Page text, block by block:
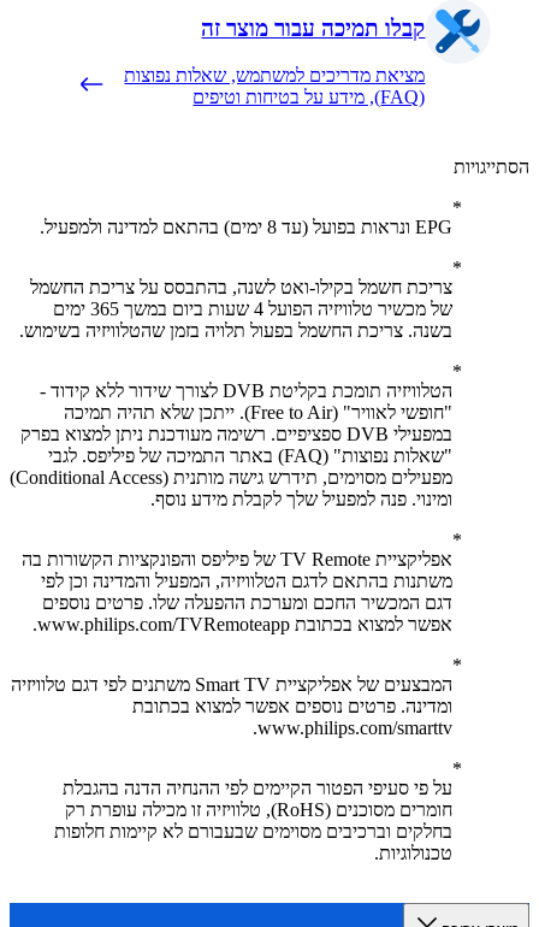
קבלו תמיכה עבור מוצר זה
מציאת מדריכים למשתמש, שאלות נפוצות
צריכת חשמל בקילו-ואט לשנה, בהתבסס על צריכת החשמל
של מכשיר טלוויזיה הפועל 4 שעות ביום במשך 365 ימים
בשנה. צריכת החשמל בפעול תלויה בזמן שהטלוויזיה בשימוש.
הטלוויזיה תומכת בקליטת DVB לצורך שידור ללא קידוד -
"חופשי לאוויר" (Free to Air). ייתכן שלא תהיה תמיכה
במפעילי DVB ספציפיים. רשימה מעודכנת ניתן למצוא בפרק
"שאלות נפוצות" (FAQ) באתר התמיכה של פיליפס. לגבי
מפעילים מסוימים, תידרש גישה מותנית (Conditional Access)
ומינוי. פנה למפעיל שלך לקבלת מידע נוסף.
אפליקציית TV Remote של פיליפס והפונקציות הקשורות בה
משתנות בהתאם לדגם הטלוויזיה, המפעיל והמדינה וכן לפי
דגם המכשיר החכם ומערכת ההפעלה שלו. פרטים נוספים
אפשר למצוא בכתובת www.philips.com/TVRemoteapp.
המבצעים של אפליקציית Smart TV משתנים לפי דגם טלוויזיה
ומדינה. פרטים נוספים אפשר למצוא בכתובת
www.philips.com/smarttv.
על פי סעיפי הפטור הקיימים לפי ההנחיה הדנה בהגבלת
חומרים מסוכנים (RoHS), טלוויזיה זו מכילה עופרת רק
בחלקים וברכיבים מסוימים שבעבורם לא קיימות חלופות
טכנולוגיות.